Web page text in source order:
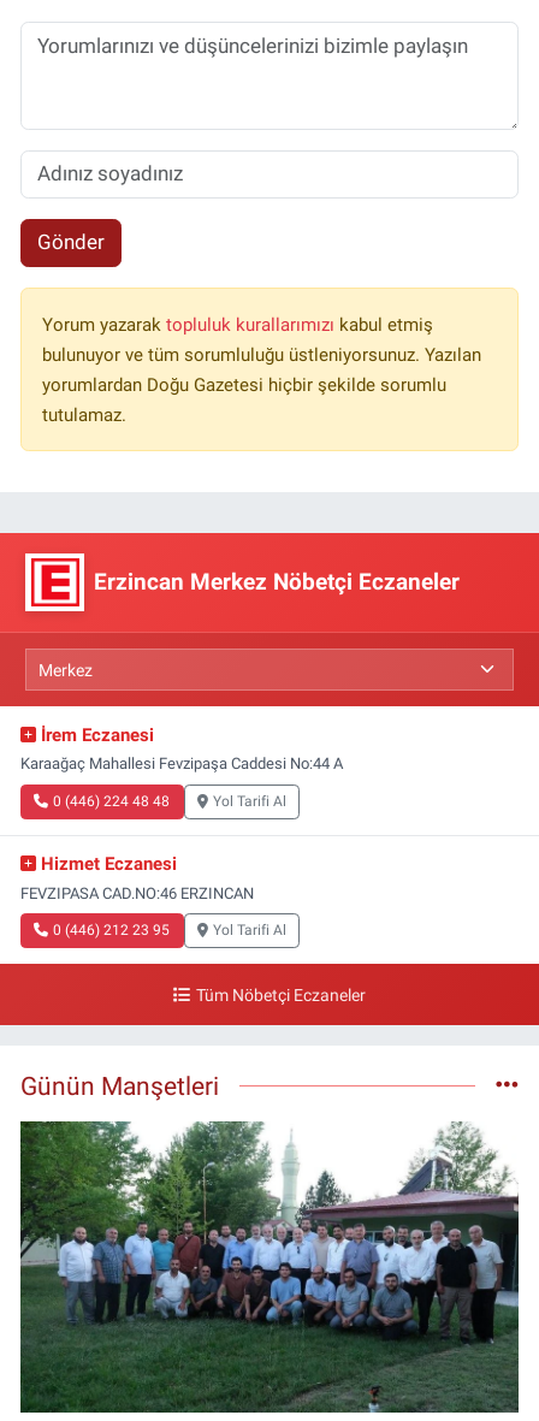
Gönder
Yorum yazarak topluluk kurallarımızı kabul etmiş
bulunuyor ve tüm sorumluluğu üstleniyorsunuz. Yazılan
yorumlardan Doğu Gazetesi hiçbir şekilde sorumlu
tutulamaz.
Erzincan Merkez Nöbetçi Eczaneler
İrem Eczanesi
Karaağaç Mahallesi Fevzipaşa Caddesi No:44 A
0 (446) 224 48 48 Yol Tarifi Al
Hizmet Eczanesi
FEVZIPASA CAD.NO:46 ERZINCAN
0 (446) 212 23 95 Yol Tarifi Al
Tüm Nöbetçi Eczaneler
Günün Manşetleri